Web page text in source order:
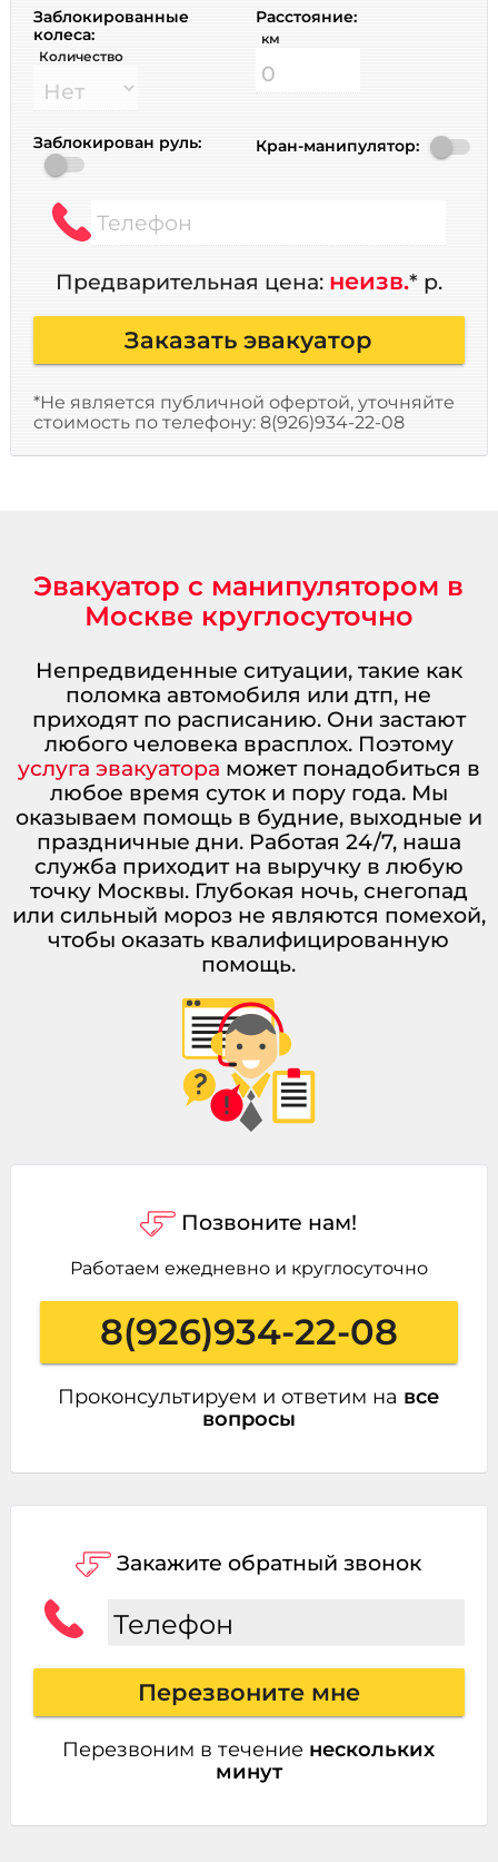
Заблокированные
колеса:
Количество
Расстояние:
км
Заблокирован руль: Кран-манипулятор:
Телефон
Предварительная цена: неизв.* р.
Заказать эвакуатор
*Не является публичной офертой, уточняйте
стоимость по телефону: 8(926)934-22-08
Эвакуатор с манипулятором в
Москве круглосуточно
Непредвиденные ситуации, такие как
поломка автомобиля или дтп, не
приходят по расписанию. Они застают
любого человека врасплох. Поэтому
услуга эвакуатора может понадобиться в
любое время суток и пору года. Мы
оказываем помощь в будние, выходные и
праздничные дни. Работая 24/7, наша
служба приходит на выручку в любую
точку Москвы. Глубокая ночь, снегопад
или сильный мороз не являются помехой,
чтобы оказать квалифицированную
помощь.
Позвоните нам!
Работаем ежедневно и круглосуточно
8(926)934-22-08
Проконсультируем и ответим на все
вопросы
Закажите обратный звонок
Телефон
Перезвоните мне
Перезвоним в течение нескольких
минут